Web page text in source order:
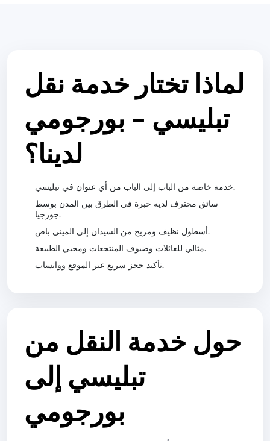
لماذا تختار خدمة نقل
تبليسي - بورجومي
لدينا؟
خدمة خاصة من الباب إلى الباب من أي عنوان في تبليسي.
سائق محترف لديه خبرة في الطرق بين المدن بوسط
جورجيا.
أسطول نظيف ومريح من السيدان إلى الميني باص.
مثالي للعائلات وضيوف المنتجعات ومحبي الطبيعة.
تأكيد حجز سريع عبر الموقع وواتساب.
حول خدمة النقل من
تبليسي إلى
بورجومي